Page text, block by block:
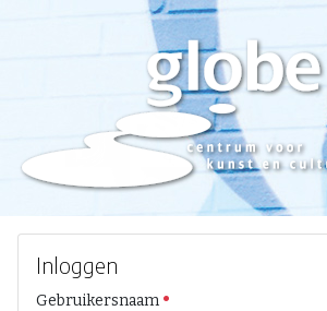
Inloggen
Gebruikersnaam